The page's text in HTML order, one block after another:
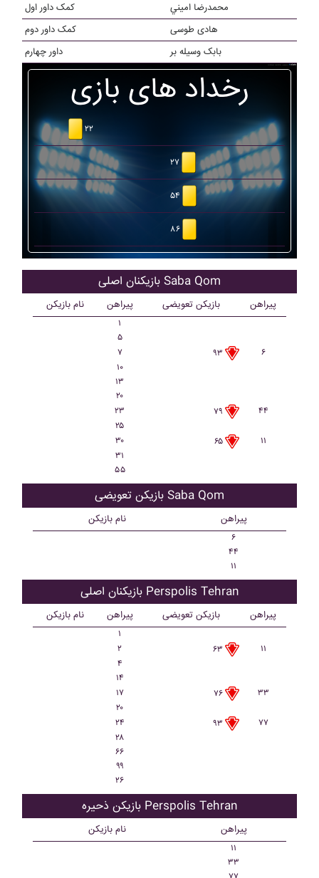
کمک داور اول
محمدرضا اميني
کمک داور دوم
هادی طوسی
داور چهارم
بابک وسيله بر
رخداد های بازی
۲۲
۲۷
۵۴
۸۶
بازیکنان اصلی Saba Qom
نام بازیکن پیراهن بازیکن تعویضی پیراهن
۱
۵
۷
۹۳
۶
۱۰
۱۳
۲۰
۲۳
۷۹
۴۴
۲۵
۳۰
۶۵
۱۱
۳۱
۵۵
بازیکن تعویضی Saba Qom
نام بازیکن پیراهن
۶
۴۴
۱۱
بازیکنان اصلی Perspolis Tehran
نام بازیکن پیراهن بازیکن تعویضی پیراهن
۱
۲
۶۳
۱۱
۴
۱۴
۱۷
۷۶
۳۳
۲۰
۲۴
۹۳
۷۷
۲۸
۶۶
۹۹
۲۶
بازیکن ذحیره Perspolis Tehran
نام بازیکن پیراهن
۱۱
۳۳